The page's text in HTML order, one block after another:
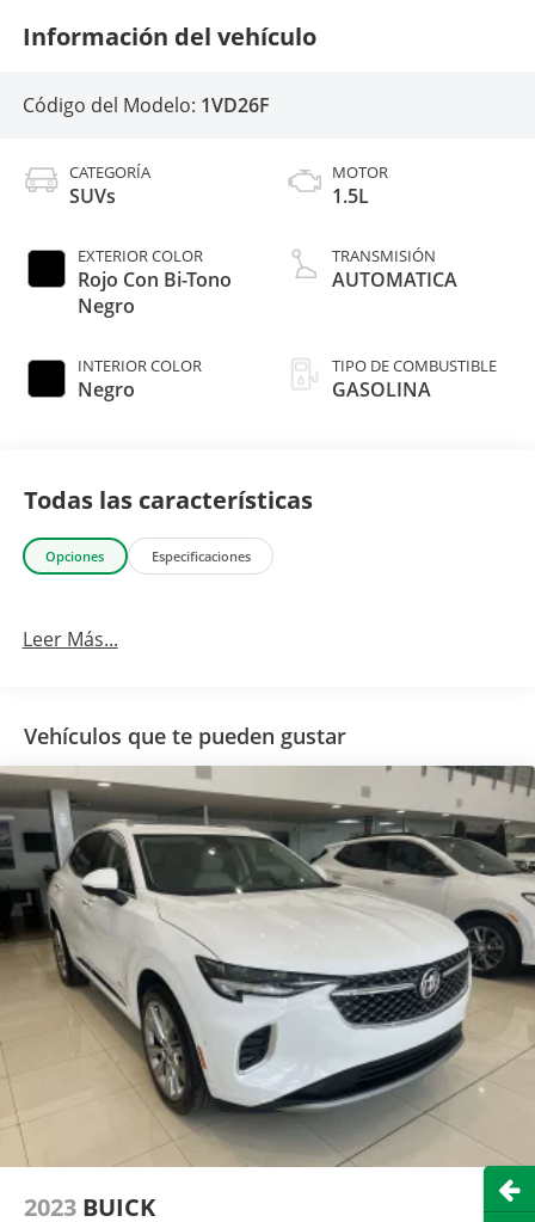
Información del vehículo
Código del Modelo: 1VD26F
CATEGORÍA
SUVs
EXTERIOR COLOR
Rojo Con Bi-Tono
Negro
INTERIOR COLOR
Negro
MOTOR
1.5L
TRANSMISIÓN
AUTOMATICA
TIPO DE COMBUSTIBLE
GASOLINA
Todas las características
Opciones Especificaciones
Leer Más...
Vehículos que te pueden gustar
2023 BUICK